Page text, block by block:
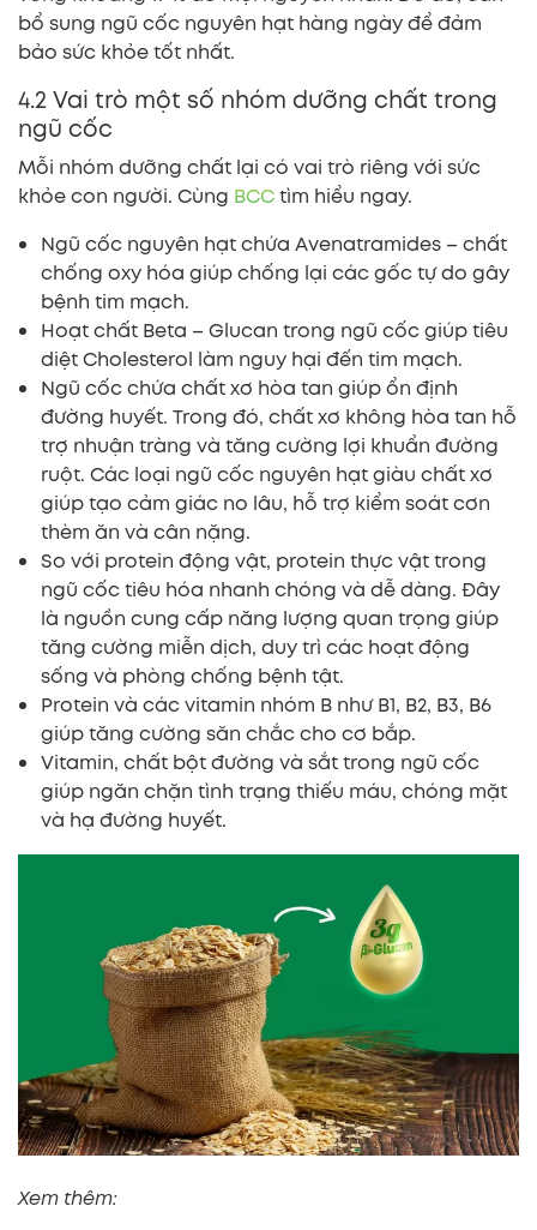
bổ sung ngũ cốc nguyên hạt hàng ngày để đảm
bảo sức khỏe tốt nhất.
4.2 Vai trò một số nhóm dưỡng chất trong
ngũ cốc
Mỗi nhóm dưỡng chất lại có vai trò riêng với sức
khỏe con người. Cùng BCCtìm hiểu ngay.
Ngũ cốc nguyên hạt chứa Avenatramides – chất
chống oxy hóa giúp chống lại các gốc tự do gây
bệnh tim mạch.
Hoạt chất Beta – Glucan trong ngũ cốc giúp tiêu
diệt Cholesterol làm nguy hại đến tim mạch.
Ngũ cốc chứa chất xơ hòa tan giúp ổn định
đường huyết. Trong đó, chất xơ không hòa tan hỗ
trợ nhuận tràng và tăng cường lợi khuẩn đường
ruột. Các loại ngũ cốc nguyên hạt giàu chất xơ
giúp tạo cảm giác no lâu, hỗ trợ kiểm soát cơn
thèm ăn và cân nặng.
So với protein động vật, protein thực vật trong
ngũ cốc tiêu hóa nhanh chóng và dễ dàng. Đây
là nguồn cung cấp năng lượng quan trọng giúp
tăng cường miễn dịch, duy trì các hoạt động
sống và phòng chống bệnh tật.
Protein và các vitamin nhóm B như B1, B2, B3, B6
giúp tăng cường săn chắc cho cơ bắp.
Vitamin, chất bột đường và sắt trong ngũ cốc
giúp ngăn chặn tình trạng thiếu máu, chóng mặt
và hạ đường huyết.
Xem thêm: